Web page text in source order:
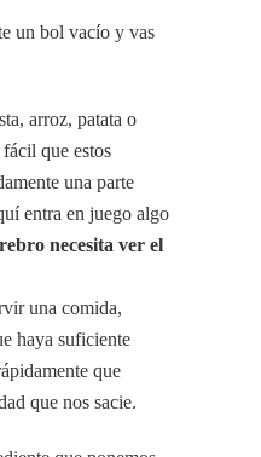
un bol vacío y vas
arroz, patata o
que estos
una parte
entra en juego algo
necesita ver el
una comida,
haya suficiente
que
que nos sacie.